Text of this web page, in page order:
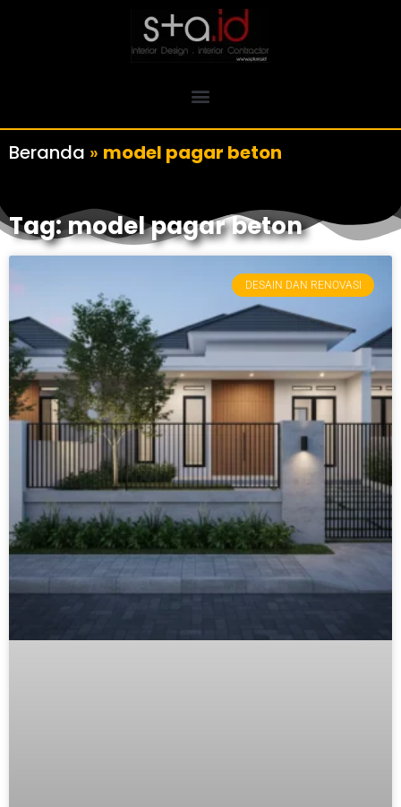
Beranda » model pagar beton
Tag: model pagar beton
DESAIN DAN RENOVASI